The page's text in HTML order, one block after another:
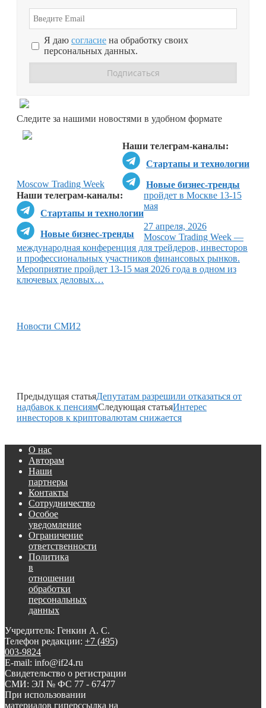
Я даю согласие на обработку своих
персональных данных.
Следите за нашими новостями в удобном формате
Наши телеграм-каналы:
Стартапы и технологии
Новые бизнес-тренды
Наши телеграм-каналы:
Стартапы и технологии
Новые бизнес-тренды
Moscow Trading Week
пройдет в Москве 13-15
мая
27 апреля, 2026
Moscow Trading Week —
международная конференция для трейдеров, инвесторов
и профессиональных участников финансовых рынков.
Мероприятие пройдет 13-15 мая 2026 года в одном из
ключевых деловых…
Новости СМИ2
Предыдущая статьяДепутатам разрешили отказаться от
надбавок к пенсиямСледующая статьяИнтерес
инвесторов к криптовалютам снижается
О нас
Авторам
Наши
партнеры
Контакты
Сотрудничество
Особое
уведомление
Ограничение
ответственности
Политика
в
отношении
обработки
персональных
данных
Учредитель: Генкин А. С.
Телефон редакции: +7 (495)
003-9824
E-mail: info@if24.ru
Свидетельство о регистрации
СМИ: ЭЛ № ФС 77 - 67477
При использовании
материалов гиперссылка на